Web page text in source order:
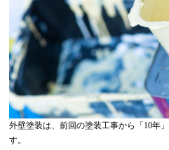
外壁塗装は、前回の塗装工事から「10年
す。